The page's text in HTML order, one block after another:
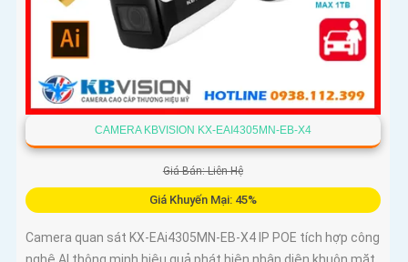
CAMERA KBVISION KX-EAI4305MN-EB-X4
Giá Bán: Liên Hệ
Giá Khuyến Mại: 45%
Camera quan sát KX-EAi4305MN-EB-X4 IP POE tích hợp công
nghệ AI thông minh hiệu quả phát hiện nhận diện khuôn mặt